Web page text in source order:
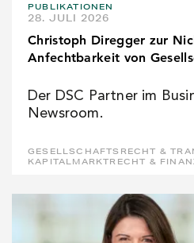
PUBLIKATIONEN
28. JULI 2026
Christoph Diregger zur
Anfechtbarkeit von
Der DSC Partner im
Newsroom.
GESELLSCHAFTSRECHT &
KAPITALMARKTRECHT &